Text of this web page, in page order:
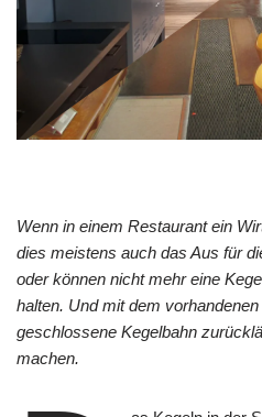
Wenn in einem Restaurant ein
dies meistens auch das Aus für
oder können nicht mehr eine
halten. Und mit dem
geschlossene Kegelbahn
machen.